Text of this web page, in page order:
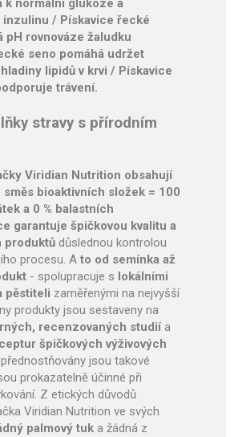
k normální glukóze a
inzulinu / Pískavice řecké
pH rovnováze žaludku
seno pomáhá udržet
lipidů v krvi / Pískavice
trávení.
stravy s přírodním
Viridian Nutrition obsahují
bioaktivních složek = 100
a 0 % balastních
garantuje špičkovou kvalitu a
produktů důslednou kontrolou
procesu. A to od semínka až
- spolupracuje s lokálními
pěstiteli zaměřenými na nejvyšší
produkty jsou sestaveny na
recenzovaných studiía
špičkových výživových
jsou takové
prokazatelně účinné při
Z etických důvodů
Viridian Nutrition ve svých
palmový tuk a žádná z